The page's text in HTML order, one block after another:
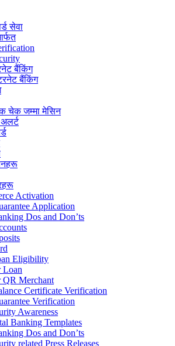
सेवा
बैंकिंग
बैंकिंग
चेक जम्मा मेसिन
Activation
Application
Dos and Don’ts
Eligibility
Loan
Merchant
Certificate Verification
Verification
Awareness
Banking Templates
Dos and Don’ts
related Press Releases